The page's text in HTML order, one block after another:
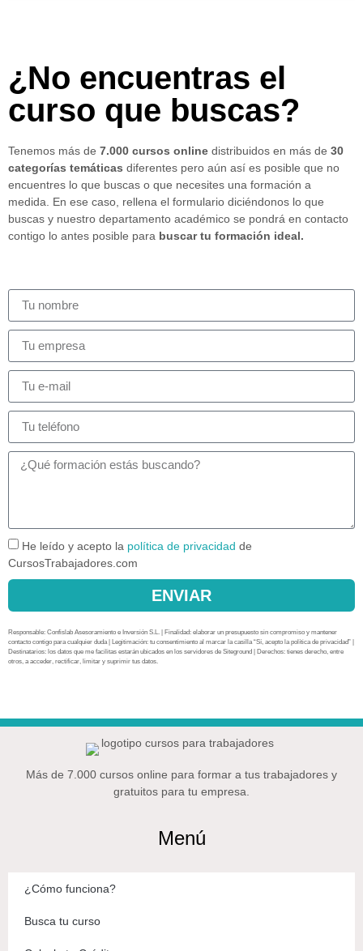
¿No encuentras el
curso que buscas?
Tenemos más de 7.000 cursos online distribuidos en más de 30
categorías temáticas diferentes pero aún así es posible que no
encuentres lo que buscas o que necesites una formación a
medida. En ese caso, rellena el formulario diciéndonos lo que
buscas y nuestro departamento académico se pondrá en contacto
contigo lo antes posible para buscar tu formación ideal.
He leído y acepto la política de privacidad de
CursosTrabajadores.com
ENVIAR
Responsable: Confislab Asesoramiento e Inversión S.L. | Finalidad: elaborar un presupuesto sin compromiso y mantener
contacto contigo para cualquier duda | Legitimación: tu consentimiento al marcar la casilla “Sí, acepto la política de privacidad” |
Destinatarios: los datos que me facilitas estarán ubicados en los servidores de Siteground | Derechos: tienes derecho, entre
otros, a acceder, rectificar, limitar y suprimir tus datos.
Más de 7.000 cursos online para formar a tus trabajadores y
gratuitos para tu empresa.
Menú
¿Cómo funciona?
Busca tu curso